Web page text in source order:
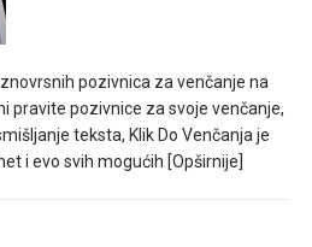
pozivnica za venčanje na
pravite pozivnice za svoje venčanje,
teksta, Klik Do Venčanja je
i evo svih mogućih [Opširnije]